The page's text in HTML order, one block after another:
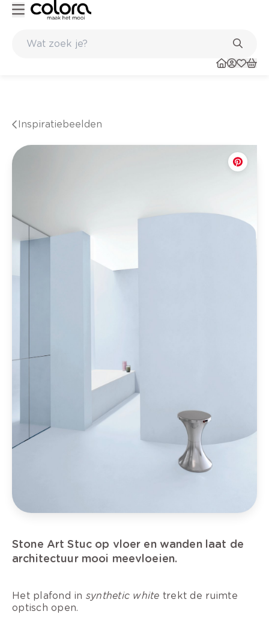
Inspiratiebeelden
Stone Art Stuc op vloer en wanden laat de
architectuur mooi meevloeien.
Het plafond in synthetic white trekt de ruimte
optisch open.